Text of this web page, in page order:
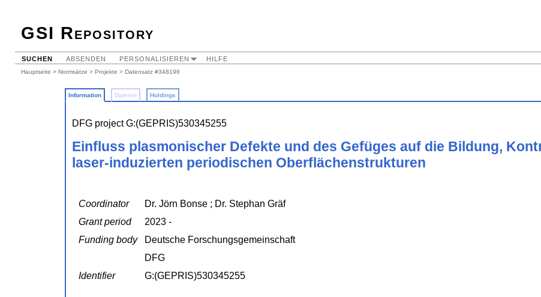
GSI Repository
SUCHEN ABSENDEN PERSONALISIEREN HILFE
Hauptseite > Normsätze > Projekte > Datensatz #348196
Information Dateien Holdings
DFG project G:(GEPRIS)530345255
Einfluss plasmonischer Defekte und des Gefüges auf die Bildung,
laser-induzierten periodischen Oberflächenstrukturen
Coordinator
Dr. Jörn Bonse ; Dr. Stephan Gräf
Grant period
2023 -
Funding body
Deutsche Forschungsgemeinschaft
DFG
Identifier
G:(GEPRIS)530345255